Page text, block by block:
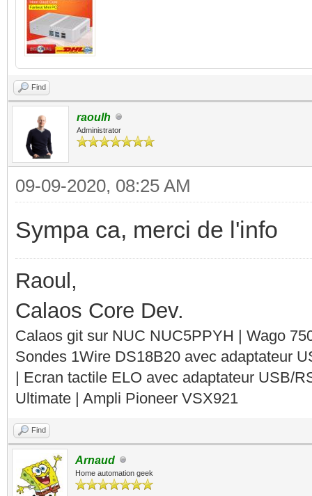
Find
raoulh
Administrator
09-09-2020, 08:25 AM
Sympa ca, merci de l'info
Raoul,
Calaos Core Dev.
Calaos git sur NUC NUC5PPYH | Wago
Sondes 1Wire DS18B20 avec adaptateur
| Ecran tactile ELO avec adaptateur USB/
Ultimate | Ampli Pioneer VSX921
Find
Arnaud
Home automation geek